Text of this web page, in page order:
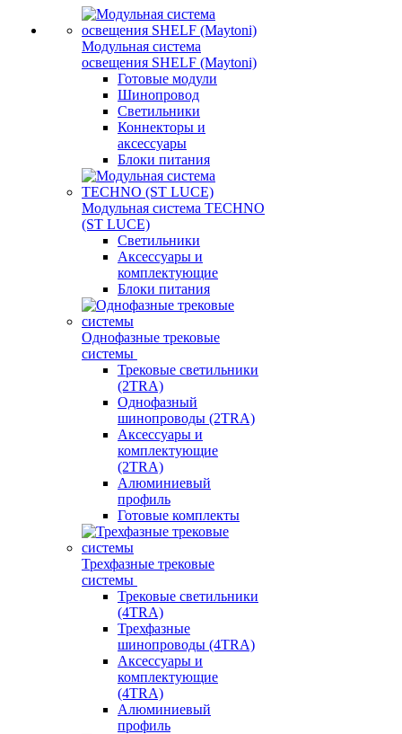
Модульная система
освещения SHELF (Maytoni)
Готовые модули
Шинопровод
Светильники
Коннекторы и
аксессуары
Блоки питания
Модульная система TECHNO
(ST LUCE)
Светильники
Аксессуары и
комплектующие
Блоки питания
Однофазные трековые
системы
Трековые светильники
(2TRA)
Однофазный
шинопроводы (2TRA)
Аксессуары и
комплектующие
(2TRA)
Алюминиевый
профиль
Готовые комплекты
Трехфазные трековые
системы
Трековые светильники
(4TRA)
Трехфазные
шинопроводы (4TRA)
Аксессуары и
комплектующие
(4TRA)
Алюминиевый
профиль